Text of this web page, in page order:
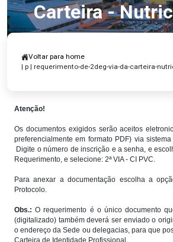
Carteira -
Voltar para home
| p | requerimento-de-2deg-via-da-carteira-
Atenção!
Os documentos exigidos serão aceitos
preferencialmente em formato PDF) via
Digite o número de inscrição e a senha, e
Requerimento, e selecione: 2ª VIA - CI PVC.
Para anexar a documentação escolha a
Protocolo.
Obs.: O requerimento é o único documento
(digitalizado) também deverá ser enviado o
o endereço da Sede ou delegacias, para que
Carteira de Identidade Profissional.